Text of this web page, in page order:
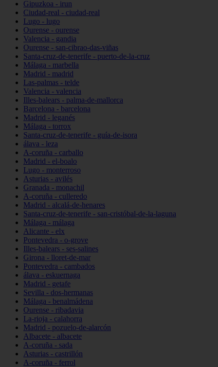
Gipuzkoa - irun
Ciudad-real - ciudad-real
Lugo - lugo
Ourense - ourense
Valencia - gandia
Ourense - san-cibrao-das-viñas
Santa-cruz-de-tenerife - puerto-de-la-cruz
Málaga - marbella
Madrid - madrid
Las-palmas - telde
Valencia - valencia
Illes-balears - palma-de-mallorca
Barcelona - barcelona
Madrid - leganés
Málaga - torrox
Santa-cruz-de-tenerife - guía-de-isora
álava - leza
A-coruña - carballo
Madrid - el-boalo
Lugo - monterroso
Asturias - avilés
Granada - monachil
A-coruña - culleredo
Madrid - alcalá-de-henares
Santa-cruz-de-tenerife - san-cristóbal-de-la-laguna
Málaga - málaga
Alicante - elx
Pontevedra - o-grove
Illes-balears - ses-salines
Girona - lloret-de-mar
Pontevedra - cambados
álava - eskuernaga
Madrid - getafe
Sevilla - dos-hermanas
Málaga - benalmádena
Ourense - ribadavia
La-rioja - calahorra
Madrid - pozuelo-de-alarcón
Albacete - albacete
A-coruña - sada
Asturias - castrillón
A-coruña - ferrol